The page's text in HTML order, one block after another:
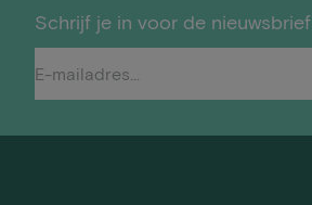
Schrijf je in voor de nieuwsbrief